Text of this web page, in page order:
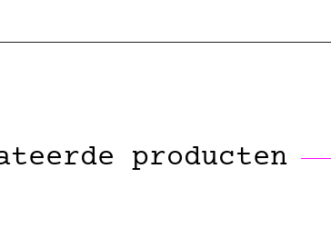
producten